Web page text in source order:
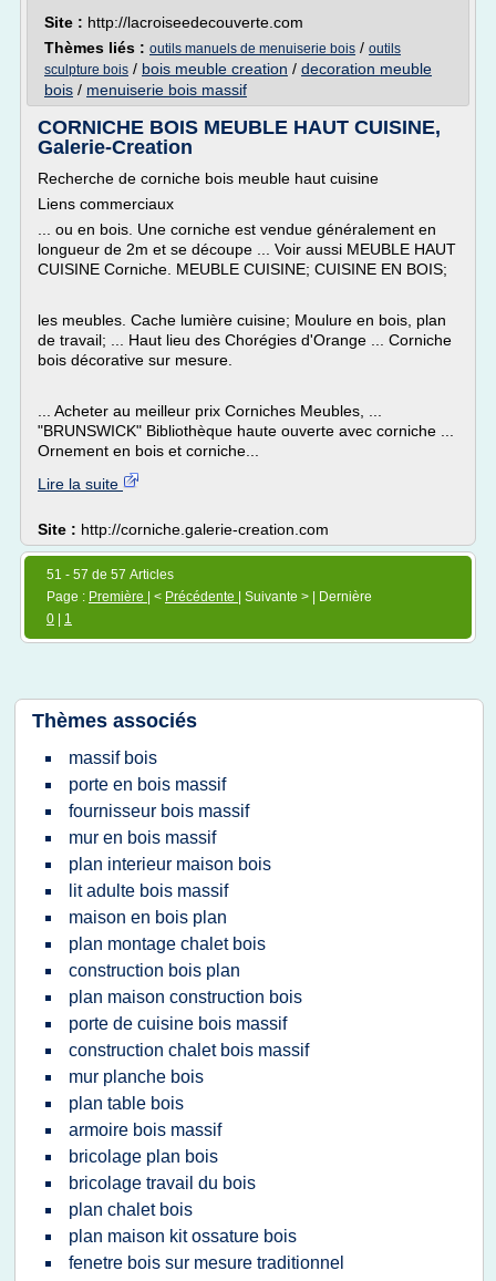
Site : http://lacroiseedecouverte.com
Thèmes liés : outils manuels de menuiserie bois / outils
sculpture bois / bois meuble creation / decoration meuble
bois / menuiserie bois massif
CORNICHE BOIS MEUBLE HAUT CUISINE,
Galerie-Creation
Recherche de corniche bois meuble haut cuisine
Liens commerciaux
... ou en bois. Une corniche est vendue généralement en
longueur de 2m et se découpe ... Voir aussi MEUBLE HAUT
CUISINE Corniche. MEUBLE CUISINE; CUISINE EN BOIS;
les meubles. Cache lumière cuisine; Moulure en bois, plan
de travail; ... Haut lieu des Chorégies d'Orange ... Corniche
bois décorative sur mesure.
... Acheter au meilleur prix Corniches Meubles, ...
"BRUNSWICK" Bibliothèque haute ouverte avec corniche ...
Ornement en bois et corniche...
Lire la suite
Site : http://corniche.galerie-creation.com
51 - 57 de 57 Articles
Page : Première | < Précédente
| Suivante > | Dernière
0
1
Thèmes associés
massif bois
porte en bois massif
fournisseur bois massif
mur en bois massif
plan interieur maison bois
lit adulte bois massif
maison en bois plan
plan montage chalet bois
construction bois plan
plan maison construction bois
porte de cuisine bois massif
construction chalet bois massif
mur planche bois
plan table bois
armoire bois massif
bricolage plan bois
bricolage travail du bois
plan chalet bois
plan maison kit ossature bois
fenetre bois sur mesure traditionnel